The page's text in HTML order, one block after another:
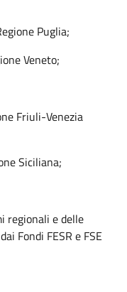
Puglia;
Veneto;
Friuli-Venezia
Siciliana;
regionali e delle
Fondi FESR e FSE